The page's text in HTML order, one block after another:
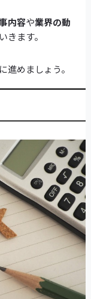
内容や業界の動
きます。
めましょう。